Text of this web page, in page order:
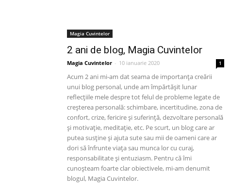
Magia Cuvintelor
2 ani de blog, Magia Cuvintelor
Magia Cuvintelor - 10 ianuarie 2020 1
Acum 2 ani mi-am dat seama de importanța creării
unui blog personal, unde am împărtășit lunar
reflecțiile mele despre tot felul de probleme legate de
creșterea personală: schimbare, incertitudine, zona de
confort, crize, fericire și suferință, dezvoltare personală
și motivație, meditație, etc. Pe scurt, un blog care ar
putea susține și ajuta sute sau mii de oameni care ar
dori să înfrunte viața sau munca lor cu curaj,
responsabilitate și entuziasm. Pentru că îmi
cunoșteam foarte clar obiectivele, mi-am denumit
blogul, Magia Cuvintelor.